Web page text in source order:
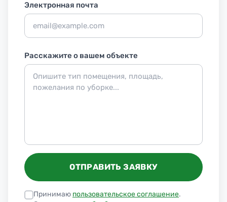
Электронная почта
Расскажите о вашем объекте
ОТПРАВИТЬ ЗАЯВКУ
Принимаю пользовательское соглашение.